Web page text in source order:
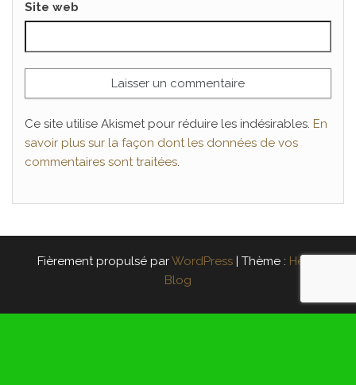
Site web
Ce site utilise Akismet pour réduire les indésirables. En
savoir plus sur la façon dont les données de vos
commentaires sont traitées.
Fièrement propulsé parWordPress | Thème : Head
Blog